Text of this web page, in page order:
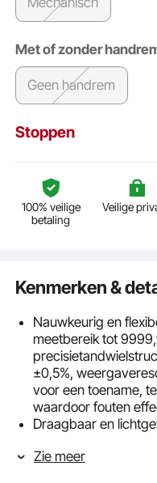
Met of zonder
Geen handrem
Stoppen
100% veilige
betaling
Veilige
Kenmerken &
Nauwkeurig en
meetbereik tot
±0,5%,
voor een toename,
waardoor fouten
Draagbaar en
gewenste lengte te
Zie meer